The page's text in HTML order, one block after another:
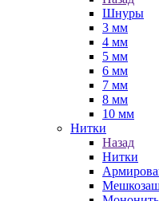
Шнуры
3 мм
4 мм
5 мм
6 мм
7 мм
8 мм
10 мм
Нитки
Назад
Нитки